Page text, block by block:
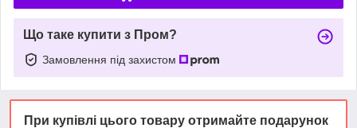
Що таке купити з Пром?
Замовлення під захистом
При купівлі цього товару отримайте подарунок